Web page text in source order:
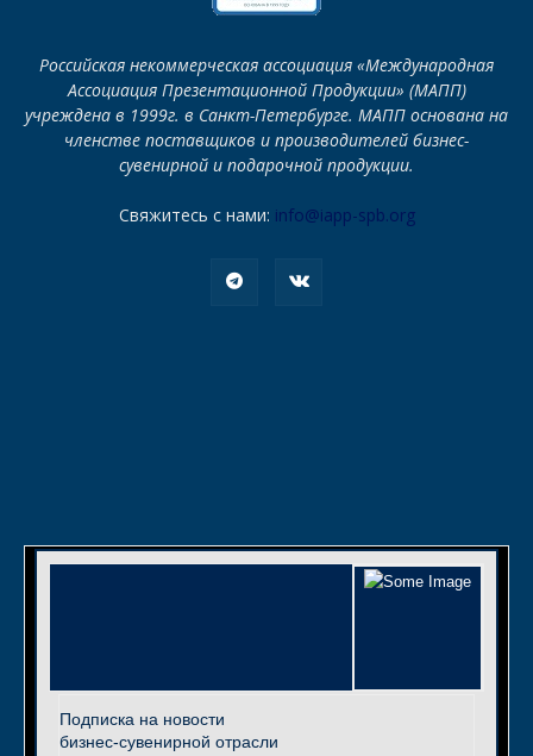
Российская некоммерческая ассоциация «Международная
Ассоциация Презентационной Продукции» (МАПП)
учреждена в 1999г. в Санкт-Петербурге. МАПП основана на
членстве поставщиков и производителей бизнес-
сувенирной и подарочной продукции.
Свяжитесь с нами: info@iapp-spb.org
Подписка на новости
бизнес-сувенирной отрасли